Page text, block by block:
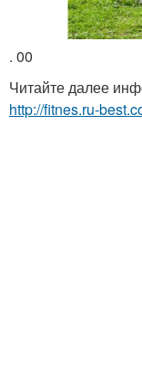
. 00
Читайте далее
http://fitnes.ru-